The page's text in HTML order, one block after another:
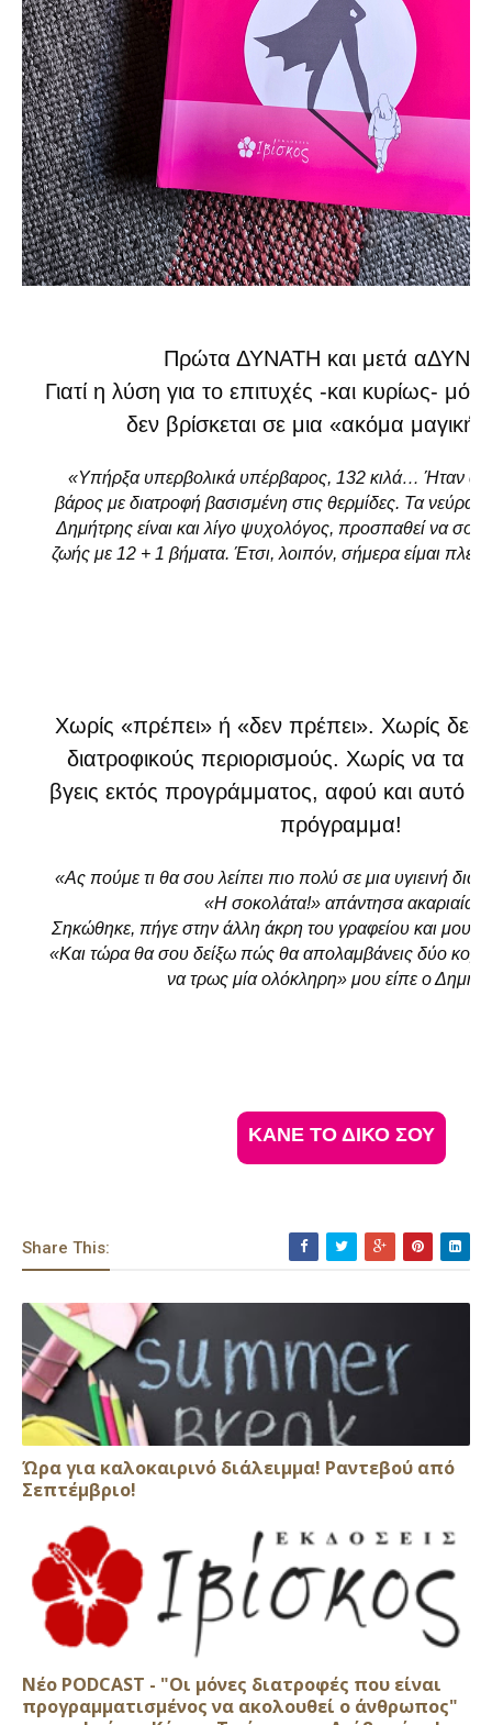
Πρώτα ΔΥΝΑΤΗ και μετά
Γιατί η λύση για το επιτυχές -και κυρίως-
δεν βρίσκεται σε μια «ακόμα μαγική
«Υπήρξα υπερβολικά υπέρβαρος, 132 κιλά… Ήταν
βάρος με διατροφή βασισμένη στις θερμίδες. Τα νεύρα
Δημήτρης είναι και λίγο ψυχολόγος, προσπαθεί να σου
ζωής με 12 + 1 βήματα. Έτσι, λοιπόν, σήμερα είμαι πλέον
Χωρίς «​πρέπει»​ ή «​δεν πρέπει»​. Χωρίς
διατροφικούς περιορισμούς. Χωρίς να τα
βγεις εκτός προγράμματος, αφού και αυτό
πρόγραμμα!
«Ας πούμε τι θα σου λείπει πιο πολύ σε μια υγιεινή
«Η σοκολάτα!» απάντησα ακαριαία.
Σηκώθηκε, πήγε στην άλλη άκρη του γραφείου και μου
«Και τώρα θα σου δείξω πώς θα απολαμβάνεις δύο
να τρως μία ολόκληρη» μου είπε ο
ΚΑΝΕ ΤΟ ΔΙΚΟ ΣΟΥ
Share This:
Ώρα για καλοκαιρινό διάλειμμα! Ραντεβού από
Σεπτέμβριο!
Νέο PODCAST - "Οι μόνες διατροφές που είναι
προγραμματισμένος να ακολουθεί ο άνθρωπος"